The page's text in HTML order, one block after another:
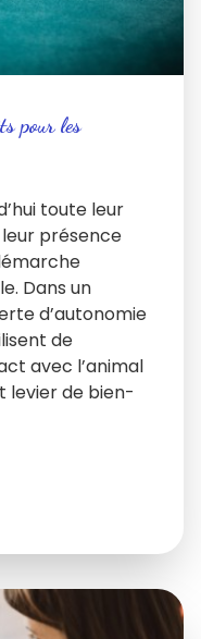
pour les
toute leur
leur présence
Dans un
d’autonomie
de
avec l’animal
levier de bien-